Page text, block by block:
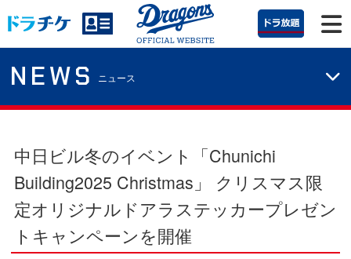
NEWS ニュース
中日ビル冬のイベント「Chunichi
Building2025 Christmas」 クリスマス限
定オリジナルドアラステッカープレゼン
トキャンペーンを開催